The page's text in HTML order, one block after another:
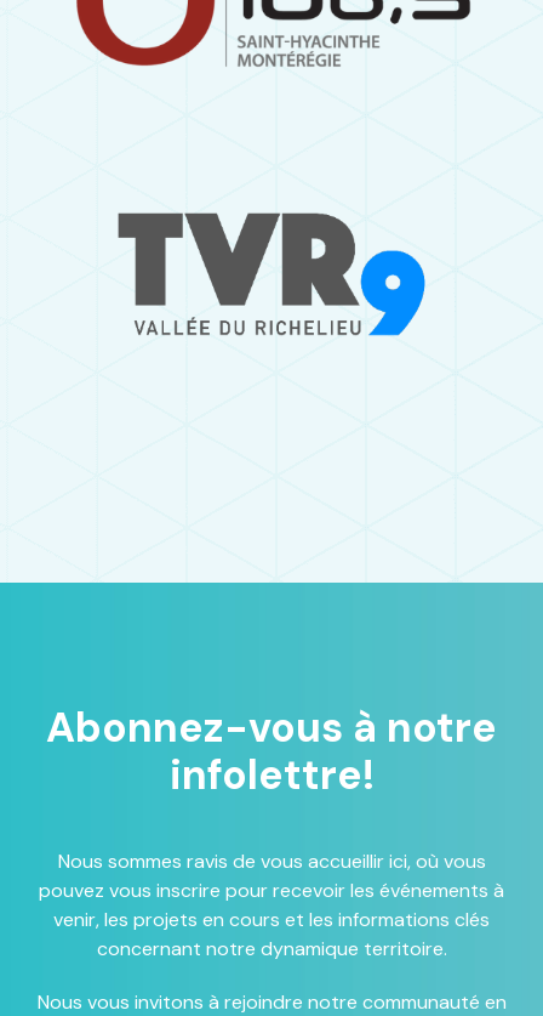
Abonnez-vous à notre
infolettre!
Nous sommes ravis de vous accueillir ici, où vous
pouvez vous inscrire pour recevoir les événements à
venir, les projets en cours et les informations clés
concernant notre dynamique territoire.
Nous vous invitons à rejoindre notre communauté en